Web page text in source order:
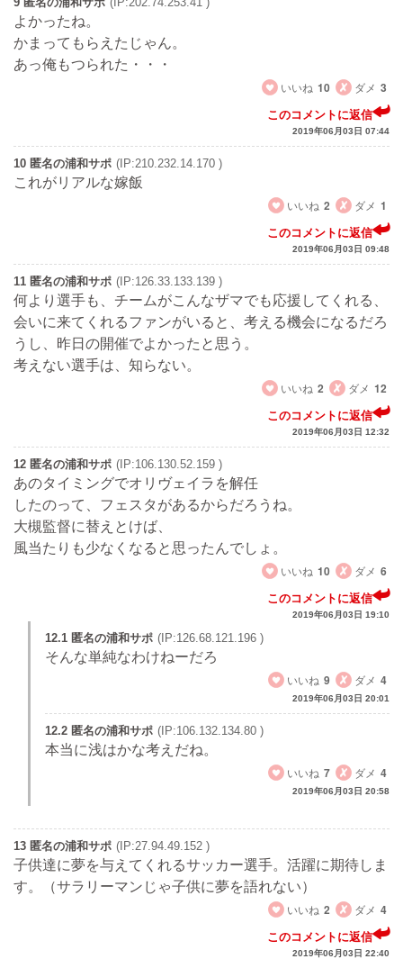
よかったね。
かまってもらえたじゃん。
あっ俺もつられた・・・
いいね 10 ダメ 3
このコメントに返信
2019年06月03日 07:44
10 匿名の浦和サポ (IP:210.232.14.170 )
これがリアルな嫁飯
いいね 2 ダメ 1
このコメントに返信
2019年06月03日 09:48
11 匿名の浦和サポ (IP:126.33.133.139 )
何より選手も、チームがこんなザマでも応援してくれる、
会いに来てくれるファンがいると、考える機会になるだろ
うし、昨日の開催でよかったと思う。
考えない選手は、知らない。
いいね 2 ダメ 12
このコメントに返信
2019年06月03日 12:32
12 匿名の浦和サポ (IP:106.130.52.159 )
あのタイミングでオリヴェイラを解任
したのって、フェスタがあるからだろうね。
大槻監督に替えとけば、
風当たりも少なくなると思ったんでしょ。
いいね 10 ダメ 6
このコメントに返信
2019年06月03日 19:10
12.1 匿名の浦和サポ (IP:126.68.121.196 )
そんな単純なわけねーだろ
いいね 9 ダメ 4
2019年06月03日 20:01
12.2 匿名の浦和サポ (IP:106.132.134.80 )
本当に浅はかな考えだね。
いいね 7 ダメ 4
2019年06月03日 20:58
13 匿名の浦和サポ (IP:27.94.49.152 )
子供達に夢を与えてくれるサッカー選手。活躍に期待しま
す。（サラリーマンじゃ子供に夢を語れない）
いいね 2 ダメ 4
このコメントに返信
2019年06月03日 22:40